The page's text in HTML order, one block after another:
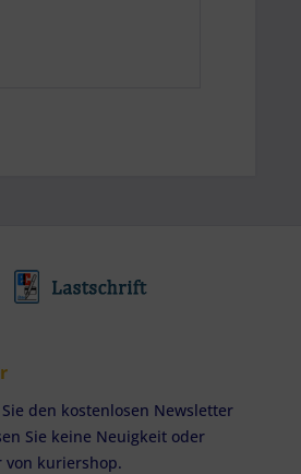
den kostenlosen Newsletter
Sie keine Neuigkeit oder
von kuriershop.